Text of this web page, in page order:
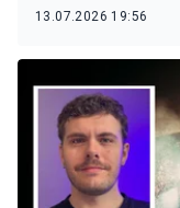
13.07.2026 19:56